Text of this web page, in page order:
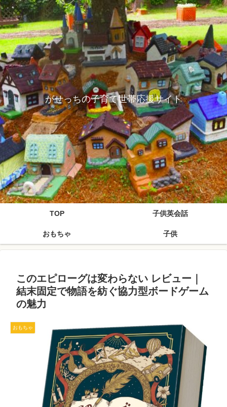
がせっちの子育て世帯応援サイト
TOP 子供英会話
おもちゃ 子供
このエピローグは変わらない レビュー｜
結末固定で物語を紡ぐ協力型ボードゲーム
の魅力
おもちゃ